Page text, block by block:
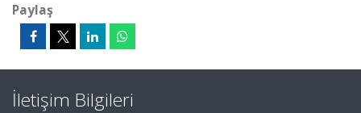
Paylaş
İletişim Bilgileri